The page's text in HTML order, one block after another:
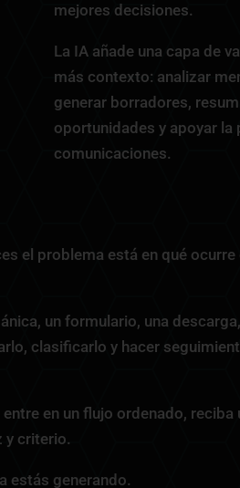
mejores decisiones.
La IA añade una capa de
más contexto: analizar
generar borradores,
oportunidades y apoyar la
comunicaciones.
el problema está en qué
un formulario, una
clasificarlo y hacer
en un flujo ordenado, reciba
y criterio.
estás generando.